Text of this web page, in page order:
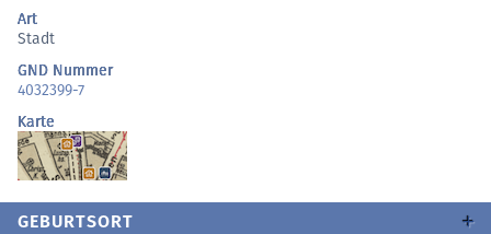
Art
Stadt
GND Nummer
4032399-7
Karte
GEBURTSORT